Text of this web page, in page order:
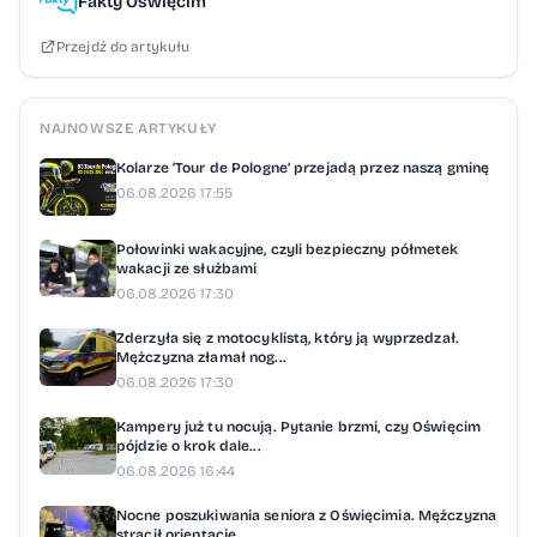
Przejdź do artykułu
NAJNOWSZE ARTYKUŁY
Kolarze ‘Tour de Pologne’ przejadą przez naszą gminę
06.08.2026 17:55
Połowinki wakacyjne, czyli bezpieczny półmetek
wakacji ze służbami
06.08.2026 17:30
Zderzyła się z motocyklistą, który ją wyprzedzał.
Mężczyzna złamał nog...
06.08.2026 17:30
Kampery już tu nocują. Pytanie brzmi, czy Oświęcim
pójdzie o krok dale...
06.08.2026 16:44
Nocne poszukiwania seniora z Oświęcimia. Mężczyzna